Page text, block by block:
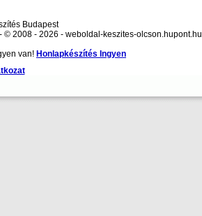
Budapest
2008 - 2026 - weboldal-keszites-olcson.hupont.hu
van! Honlapkészítés Ingyen